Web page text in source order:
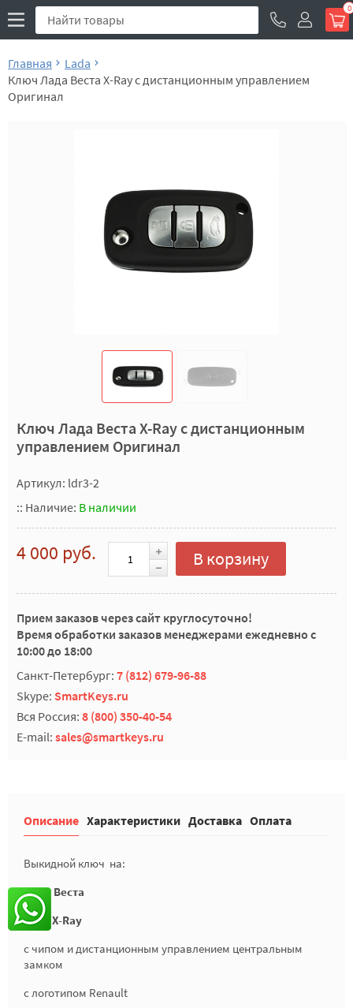
0
Главная
Lada
Ключ Лада Веста X-Ray с дистанционным управлением
Оригинал
Ключ Лада Веста X-Ray с дистанционным
управлением Оригинал
Артикул: ldr3-2
:: Наличие: В наличии
4 000 руб. В корзину
Прием заказов через сайт круглосуточно!
Время обработки заказов менеджерами ежедневно с
10:00 до 18:00
Санкт-Петербург: 7 (812) 679-96-88
Skype: SmartKeys.ru
Вся Россия: 8 (800) 350-40-54
E-mail: sales@smartkeys.ru
Описание Характеристики Доставка Оплата
Выкидной ключ на:
Лада Веста
Lada X-Ray
с чипом и дистанционным управлением центральным
замком
с логотипом Renault